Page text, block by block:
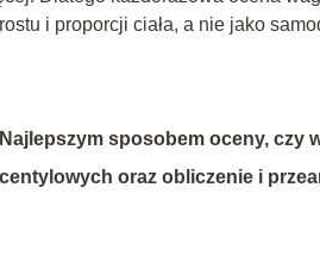
i proporcji ciała, a nie jako
Najlepszym sposobem oceny, czy
centylowych oraz obliczenie i